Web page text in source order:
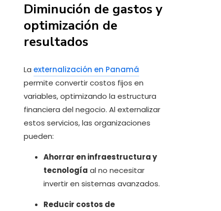
Diminución de gastos y
optimización de
resultados
La externalización en Panamá
permite convertir costos fijos en
variables, optimizando la estructura
financiera del negocio. Al externalizar
estos servicios, las organizaciones
pueden:
Ahorrar en infraestructura y
tecnología al no necesitar
invertir en sistemas avanzados.
Reducir costos de